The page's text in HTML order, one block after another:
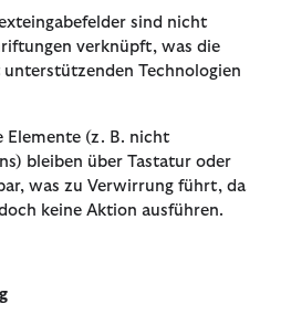
sind nicht
verknüpft, was die
Technologien
(z. B. nicht
bleiben über Tastatur oder
was zu Verwirrung führt, da
keine Aktion ausführen.